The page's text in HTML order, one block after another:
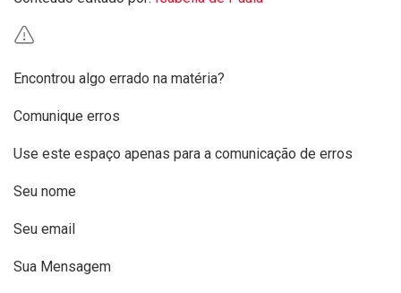
Encontrou algo errado na matéria?
Comunique erros
Use este espaço apenas para a comunicação de erros
Seu nome
Seu email
Sua Mensagem